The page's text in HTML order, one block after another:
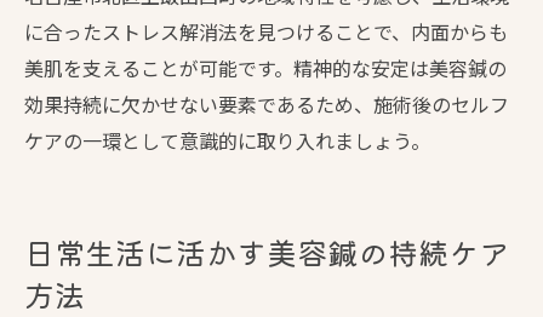
に合ったストレス解消法を見つけることで、内面からも
美肌を支えることが可能です。精神的な安定は美容鍼の
効果持続に欠かせない要素であるため、施術後のセルフ
ケアの一環として意識的に取り入れましょう。
日常生活に活かす美容鍼の持続ケア
方法